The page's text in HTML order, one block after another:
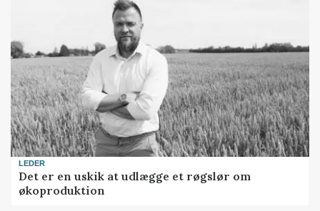
LEDER
Det er en uskik at udlægge et røgslør om
økoproduktion